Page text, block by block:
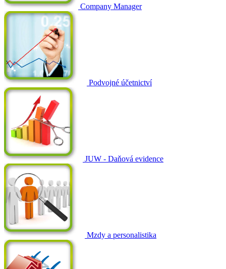
Company Manager
Podvojné účetnictví
JUW - Daňová evidence
Mzdy a personalistika